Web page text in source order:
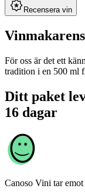
Recensera vin
För oss är det ett
tradition i en 500 ml
Ditt paket
16 dagar
Canoso Vini tar